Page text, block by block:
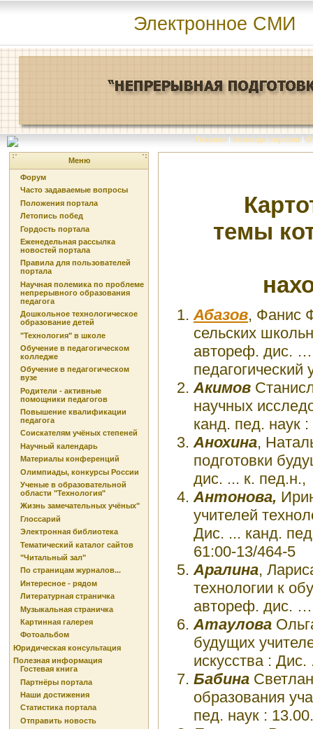
Электронное СМИ
Главная | Команда портала | О
Меню
Форум
Часто задаваемые вопросы
Положения портала
Летопись побед
Гордость портала
Еженедельная рассылка
новостей портала
Правила для пользователей
портала
Научная полемика по проблеме
непрерывного образования
педагога
Дошкольное технологическое
образование детей
"Технология" в школе
Обучение в педагогическом
колледже
Обучение в педагогическом
вузе
Родители - активные
помощники педагогов
Повышение квалификации
педагога
Соискателям учёных степеней
Научный календарь
Материалы конференций
Олимпиады, конкурсы России
Ученые в образовательной
области "Технология"
Жизнь замечательных учёных"
Глоссарий
Электронная библиотека
Тематический каталог сайтов
"Читальный зал"
По страницам журналов...
Интересное - рядом
Литературная страничка
Музыкальная страничка
Картинная галерея
Фотоальбом
Юридическая консультация
Полезная информация
Гостевая книга
Партнёры портала
Наши достижения
Статистика портала
Отправить новость
темы
Абазов, Фанис
сельских
автореф. дис. …
педагогический
Акимов
научных
канд. пед. наук
Анохина,
подготовки
дис. ... к.
Антонова,
учителей
Дис. ... канд.
61:00-13/464-5
Аралина,
технологии к
автореф. дис. …
Атаулова
будущих
искусства :
Бабина
образования
пед. наук :